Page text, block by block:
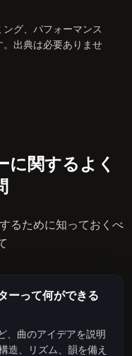
グ、パフォーマンス
出典は必要ありませ
に関するよく
るために知っておくべ
ーって何ができる
、曲のアイデアを説明
造、リズム、韻を備え